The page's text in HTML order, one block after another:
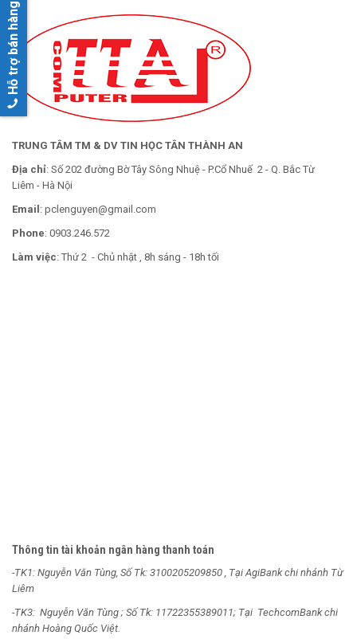
TRUNG TÂM TM & DV TIN HỌC TÂN THÀNH AN
Địa chỉ: Số 202 đường Bờ Tây Sông Nhuệ - P.Cổ Nhuế 2 - Q. Bắc Từ
Liêm - Hà Nội
Email : pclenguyen@gmail.com
Phone: 0903.246.572
Làm việc: Thứ 2 - Chủ nhật , 8h sáng - 18h tối
Thông tin tài khoản ngân hàng thanh toán
-TK1: Nguyễn Văn Tùng, Số Tk: 3100205209850 , Tại AgiBank chi nhánh Từ
Liêm
-TK3: Nguyễn Văn Tùng ; Số Tk: 11722355389011; Tại TechcomBank chi
nhánh Hoàng Quốc Việt.
Hỗ trợ bán hàng